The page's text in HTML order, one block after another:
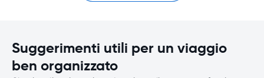
Suggerimenti utili per un viaggio
ben organizzato